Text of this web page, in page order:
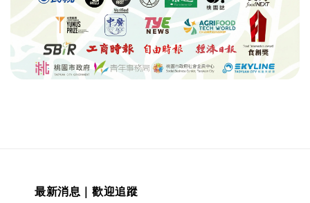
最新消息｜歡迎追蹤